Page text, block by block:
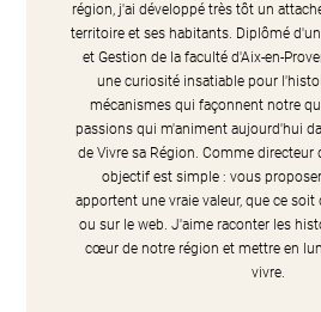
région, j'ai développé très tôt un
territoire et ses habitants. Diplômé
et Gestion de la faculté d'Aix-en-
une curiosité insatiable pour
mécanismes qui façonnent notre
passions qui m'animent aujourd'hui
de Vivre sa Région. Comme directeur
objectif est simple : vous
apportent une vraie valeur, que ce
ou sur le web. J'aime raconter les
cœur de notre région et mettre en
vivre.